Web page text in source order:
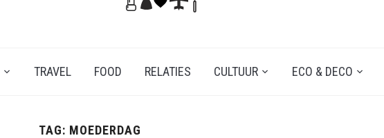
TRAVEL FOOD RELATIES CULTUUR ECO & DECO
TAG: MOEDERDAG